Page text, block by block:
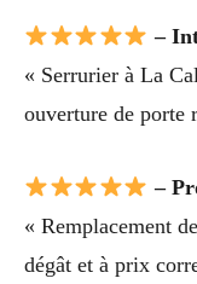
–
« Serrurier à La
ouverture de porte
–
« Remplacement
dégât et à prix